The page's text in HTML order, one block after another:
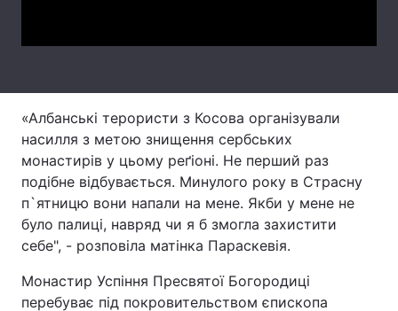
Інтерв'ю Думки
Архів Вакансії
Контакти
Послуги
«Албанські терористи з Косова організували
насилля з метою знищення сербських
монастирів у цьому реґіоні. Не перший раз
подібне відбувається. Минулого року в Страсну
п`ятницю вони напали на мене. Якби у мене не
було палиці, навряд чи я б змогла захистити
себе", - розповіла матінка Параскевія.
Монастир Успіння Пресвятої Богородиці
перебуває під покровительством єпископа